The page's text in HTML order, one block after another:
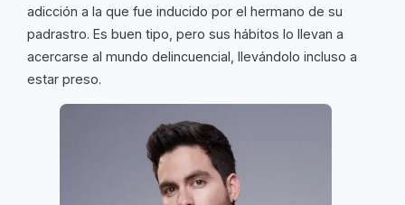
adicción a la que fue inducido por el hermano de su
padrastro. Es buen tipo, pero sus hábitos lo llevan a
acercarse al mundo delincuencial, llevándolo incluso a
estar preso.